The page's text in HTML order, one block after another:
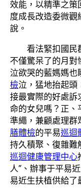
效能，以精準之策
度成長改造委微
說。
看法緊扣國民
不僅驚呆了的月
泣欲哭的藍媽媽也
檢泣，猛地抬起
接最實際的好處
命的女兒嗎？正
準繩，兼顧處理
膳體檢的平易巡迴
持久積聚、復雜難
巡迴健康管理中心
人”、辦事于平易
易近生扶植供給了